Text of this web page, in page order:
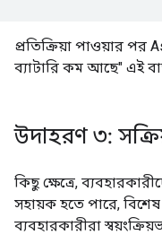
প্রতিক্রিয়া পাওয়ার পর
ব্যাটারি কম আছে" এই
উদাহরণ ৩:
কিছু ক্ষেত্রে,
সহায়ক হতে পারে,
ব্যবহারকারীরা